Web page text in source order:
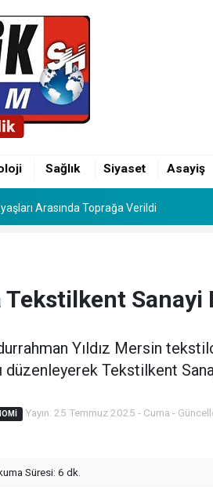
Sağlık Siyaset Asayiş
Arasında Toprağa Verildi
Günü: Hamza Alp ile Ebru Evlendi
Tekstilkent Sanayi
Yıldız Mersin
düzenleyerek Tekstilkent
Yayın: 25 Temmuz 2025 - Cuma -
Süresi: 6 dk.